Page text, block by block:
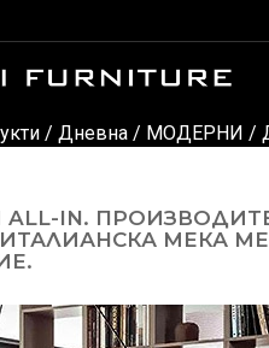
/ Дневна / МОДЕРНИ /
IN.
МЕКА